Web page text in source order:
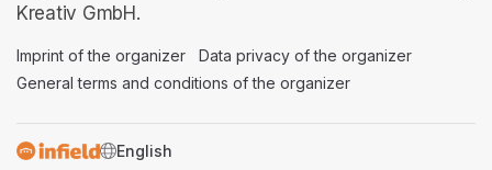
Kreativ GmbH.
Imprint of the organizer (opens in a new tab)
Data privacy of the organizer
General terms and conditions of the organizer
SWITCH LANGUAGE